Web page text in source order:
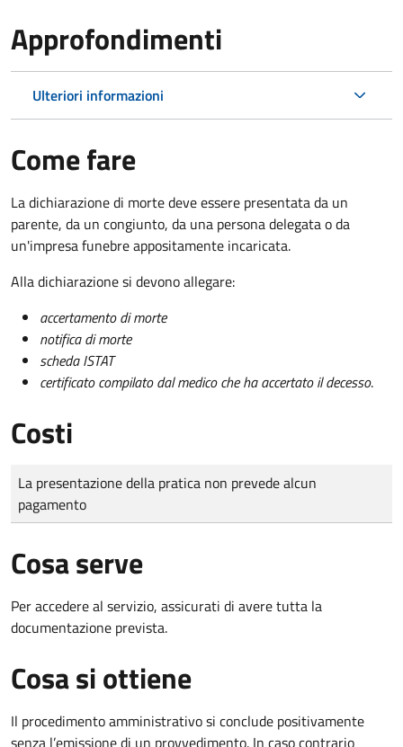
Approfondimenti
Ulteriori informazioni
Come fare
La dichiarazione di morte deve essere presentata da un
parente, da un congiunto, da una persona delegata o da
un'impresa funebre appositamente incaricata.
Alla dichiarazione si devono allegare:
accertamento di morte
notifica di morte
scheda ISTAT
certificato compilato dal medico che ha accertato il decesso.
Costi
Tipo di pagamento
Importo
La presentazione della pratica non prevede alcun
pagamento
Cosa serve
Per accedere al servizio, assicurati di avere tutta la
documentazione prevista.
Cosa si ottiene
Il procedimento amministrativo si conclude positivamente
senza l’emissione di un provvedimento. In caso contrario